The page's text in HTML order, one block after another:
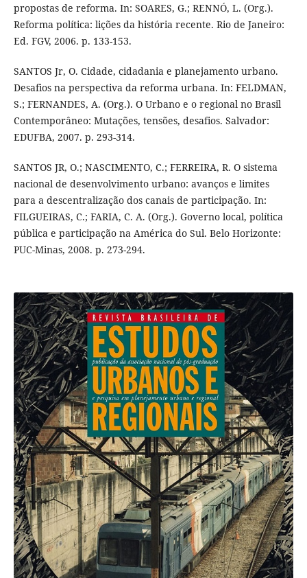
propostas de reforma. In: SOARES, G.; RENNÓ, L. (Org.).
Reforma política: lições da história recente. Rio de Janeiro:
Ed. FGV, 2006. p. 133-153.
SANTOS Jr, O. Cidade, cidadania e planejamento urbano.
Desafios na perspectiva da reforma urbana. In: FELDMAN,
S.; FERNANDES, A. (Org.). O Urbano e o regional no Brasil
Contemporâneo: Mutações, tensões, desafios. Salvador:
EDUFBA, 2007. p. 293-314.
SANTOS JR, O.; NASCIMENTO, C.; FERREIRA, R. O sistema
nacional de desenvolvimento urbano: avanços e limites
para a descentralização dos canais de participação. In:
FILGUEIRAS, C.; FARIA, C. A. (Org.). Governo local, política
pública e participação na América do Sul. Belo Horizonte:
PUC-Minas, 2008. p. 273-294.